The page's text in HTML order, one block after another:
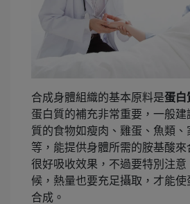
合成身體組織的基本原料是蛋白
蛋白質的補充非常重要，一般建
質的食物如瘦肉、雞蛋、魚類
等，能提供身體所需的胺基酸
很好吸收效果，不過要特別注
候，熱量也要充足攝取，才能
合成。